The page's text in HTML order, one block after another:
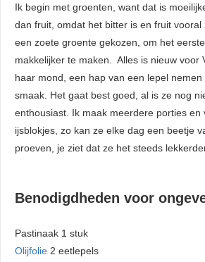
Ik begin met groenten, want dat is
dan fruit, omdat het bitter is en fruit vooral
een zoete groente gekozen, om het
makkelijker te maken. Alles is nieuw voor
haar mond, een hap van een lepel
smaak. Het gaat best goed, al is ze nog
enthousiast. Ik maak meerdere porties en
ijsblokjes, zo kan ze elke dag een beetje
proeven, je ziet dat ze het steeds
Benodigdheden voor
Pastinaak 1 stuk
Olijfolie 2 eetlepels